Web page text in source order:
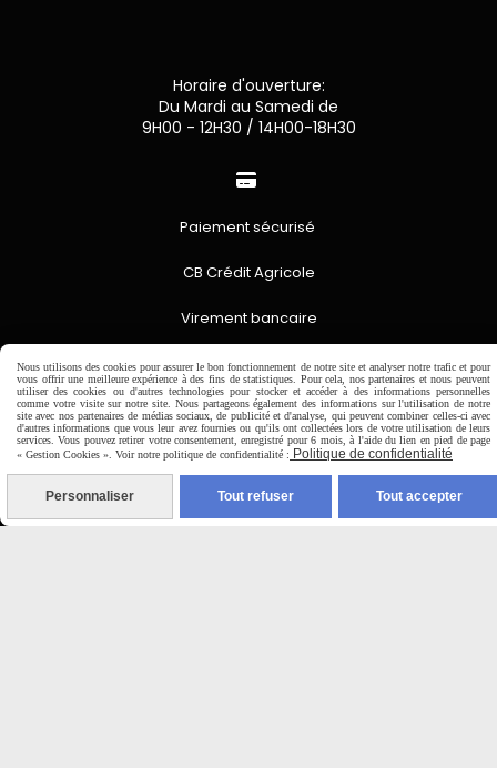
Horaire d'ouverture:
Du Mardi au Samedi de
9H00 - 12H30 / 14H00-18H30

Paiement sécurisé
CB Crédit Agricole
Virement bancaire
PAYPAL (4x sans frais)

Expédition sous 48h
jours ouvrés
Nous utilisons des cookies pour assurer le bon fonctionnement de notre site et analyser notre trafic et pour
vous offrir une meilleure expérience à des fins de statistiques. Pour cela, nos partenaires et nous peuvent
utiliser des cookies ou d'autres technologies pour stocker et accéder à des informations personnelles
comme votre visite sur notre site. Nous partageons également des informations sur l'utilisation de notre
site avec nos partenaires de médias sociaux, de publicité et d'analyse, qui peuvent combiner celles-ci avec
d'autres informations que vous leur avez fournies ou qu'ils ont collectées lors de votre utilisation de leurs
services. Vous pouvez retirer votre consentement, enregistré pour 6 mois, à l'aide du lien en pied de page
« Gestion Cookies ». Voir notre politique de confidentialité : Politique de confidentialité
Personnaliser Tout refuser Tout accepter